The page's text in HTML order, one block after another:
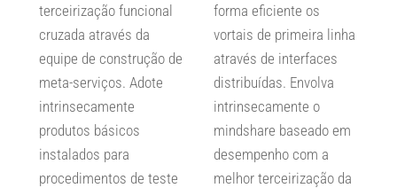
terceirização funcional
cruzada através da
equipe de construção de
meta-serviços. Adote
intrinsecamente
produtos básicos
instalados para
procedimentos de teste
forma eficiente os
vortais de primeira linha
através de interfaces
distribuídas. Envolva
intrinsecamente o
mindshare baseado em
desempenho com a
melhor terceirização da